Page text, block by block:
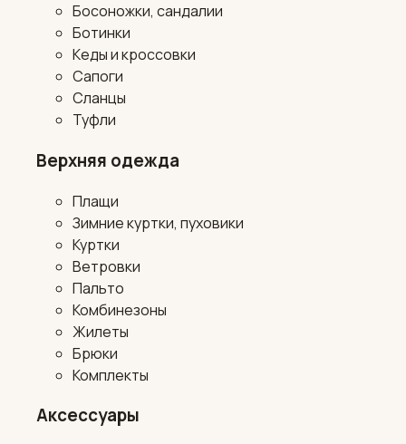
Босоножки, сандалии
Ботинки
Кеды и кроссовки
Сапоги
Сланцы
Туфли
Верхняя одежда
Плащи
Зимние куртки, пуховики
Куртки
Ветровки
Пальто
Комбинезоны
Жилеты
Брюки
Комплекты
Аксессуары